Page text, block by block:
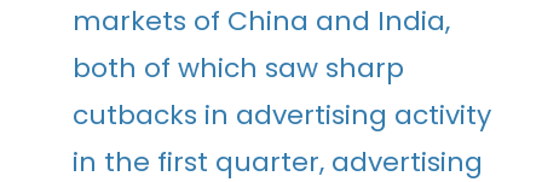
markets of China and India,
both of which saw sharp
cutbacks in advertising activity
in the first quarter, advertising